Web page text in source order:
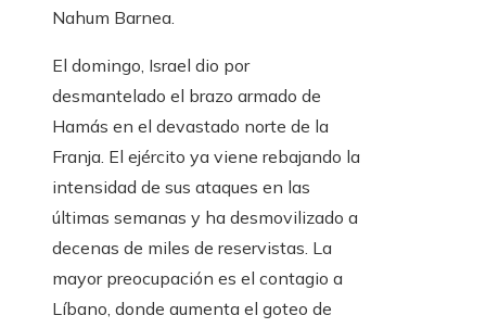
Nahum Barnea.
El domingo, Israel dio por
desmantelado el brazo armado de
Hamás en el devastado norte de la
Franja. El ejército ya viene rebajando la
intensidad de sus ataques en las
últimas semanas y ha desmovilizado a
decenas de miles de reservistas. La
mayor preocupación es el contagio a
Líbano, donde aumenta el goteo de